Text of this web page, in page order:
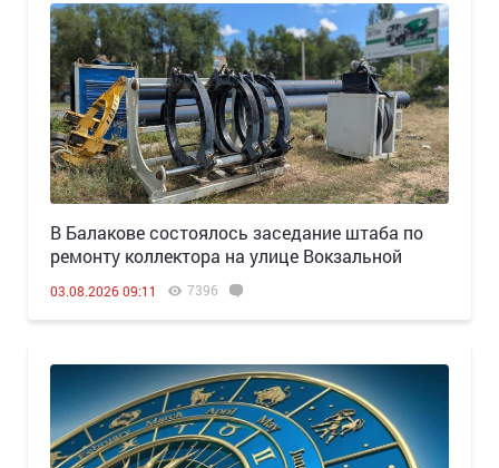
В Балакове состоялось заседание штаба по
ремонту коллектора на улице Вокзальной
03.08.2026 09:11 7396